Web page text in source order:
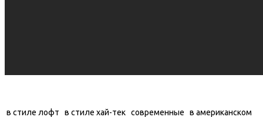
в стиле лофт в стиле хай-тек современные в американском